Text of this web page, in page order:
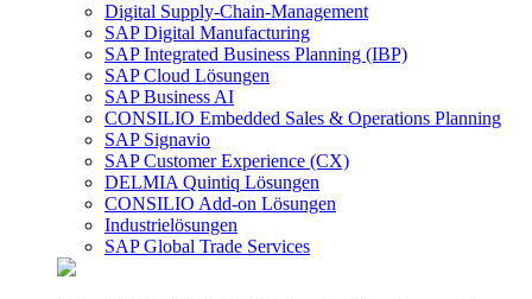
Digital Supply-Chain-Management
SAP Digital Manufacturing
SAP Integrated Business Planning (IBP)
SAP Cloud Lösungen
SAP Business AI
CONSILIO Embedded Sales & Operations Planning
SAP Signavio
SAP Customer Experience (CX)
DELMIA Quintiq Lösungen
CONSILIO Add-on Lösungen
Industrielösungen
SAP Global Trade Services